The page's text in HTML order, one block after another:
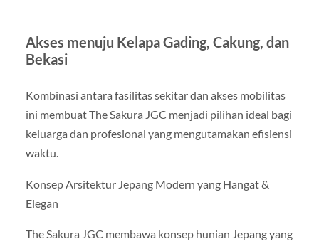
Akses menuju Kelapa Gading, Cakung, dan
Bekasi
Kombinasi antara fasilitas sekitar dan akses mobilitas
ini membuat The Sakura JGC menjadi pilihan ideal bagi
keluarga dan profesional yang mengutamakan efisiensi
waktu.
Konsep Arsitektur Jepang Modern yang Hangat &
Elegan
The Sakura JGC membawa konsep hunian Jepang yang